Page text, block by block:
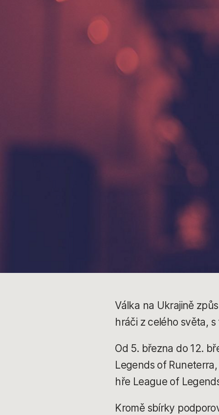
Válka na Ukrajině
hráči z celého světa,
Od 5. března do 12.
Legends of
hře League of
Kromě sbírky